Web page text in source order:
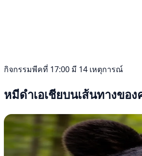
กิจกรรมพีคที่ 17:00 มี 14 เหตุการณ์
หมีดำเอเชียบนเส้นทางขอ